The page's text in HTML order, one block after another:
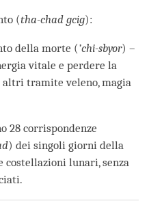
(tha-chad gcig):
della morte (’chi-sbyor) –
vitale e perdere la
altri tramite veleno, magia
28 corrispondenze
) dei singoli giorni della
costellazioni lunari, senza